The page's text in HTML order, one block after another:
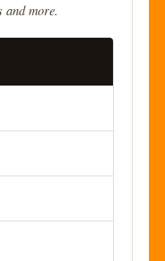
and more.